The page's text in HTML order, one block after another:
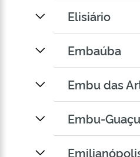
Elisiário
Embaúba
Embu das
Embu-Guaçu